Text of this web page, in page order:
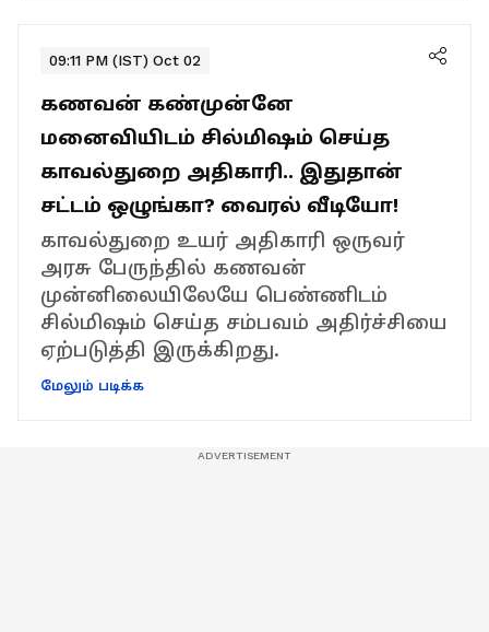
09:11 PM (IST) Oct 02
கணவன் கண்முன்னே
மனைவியிடம் சில்மிஷம் செய்த
காவல்துறை அதிகாரி.. இதுதான்
சட்டம் ஒழுங்கா? வைரல் வீடியோ!
காவல்துறை உயர் அதிகாரி ஒருவர்
அரசு பேருந்தில் கணவன்
முன்னிலையிலேயே பெண்ணிடம்
சில்மிஷம் செய்த சம்பவம் அதிர்ச்சியை
ஏற்படுத்தி இருக்கிறது.
மேலும் படிக்க